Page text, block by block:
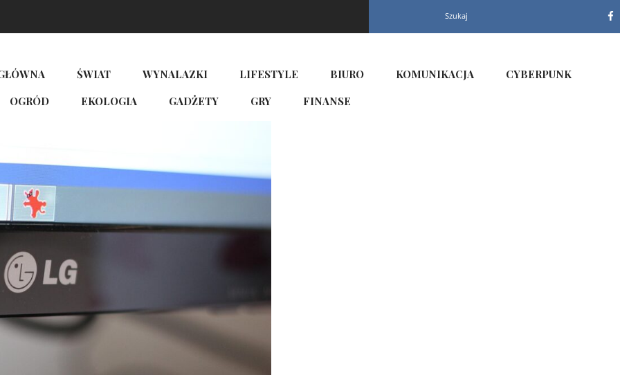
Szukaj
ŚWIAT WYNALAZKI LIFESTYLE BIURO KOMUNIKACJA
CYBERPUNK
OGRÓD EKOLOGIA GADŻETY GRY FINANSE